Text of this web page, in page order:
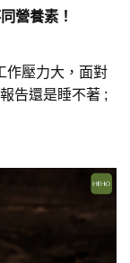
營養素！
作壓力大，面對
告還是睡不著 ;